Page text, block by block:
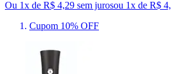
Ou 1x de R$ 4,29 sem jurosou 1x de R$
Cupom 10% OFF